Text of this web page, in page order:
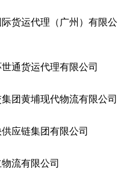
货运代理（广州）有限公
通货运代理有限公司
团黄埔现代物流有限公司
应链集团有限公司
流有限公司